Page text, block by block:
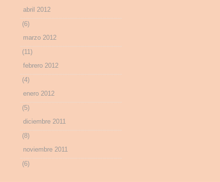
abril 2012
(6)
marzo 2012
(11)
febrero 2012
(4)
enero 2012
(5)
diciembre 2011
(8)
noviembre 2011
(6)